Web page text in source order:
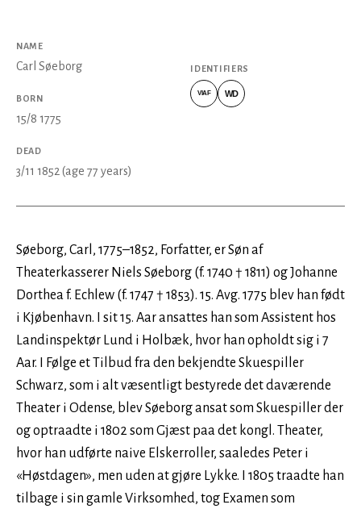
Søeborg, Carl, 1775–1852, Forfatter, er Søn af
Theaterkasserer Niels Søeborg (f. 1740 † 1811) og Johanne
Dorthea f. Echlew (f. 1747 † 1853). 15. Avg. 1775 blev han født
i Kjøbenhavn. I sit 15. Aar ansattes han som Assistent hos
Landinspektør Lund i Holbæk, hvor han opholdt sig i 7
Aar. I Følge et Tilbud fra den bekjendte Skuespiller
Schwarz, som i alt væsentligt bestyrede det daværende
Theater i Odense, blev Søeborg ansat som Skuespiller der
og optraadte i 1802 som Gjæst paa det kongl. Theater,
hvor han udførte naive Elskerroller, saaledes Peter i
«Høstdagen», men uden at gjøre Lykke. I 1805 traadte han
tilbage i sin gamle Virksomhed, tog Examen som
NAME
Carl Søeborg
BORN
15/8 1775
DEAD
3/11 1852 (age 77 years)
IDENTIFIERS
VIAF WD